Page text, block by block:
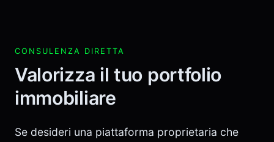
CONSULENZA DIRETTA
Valorizza il tuo portfolio
immobiliare
Se desideri una piattaforma proprietaria che